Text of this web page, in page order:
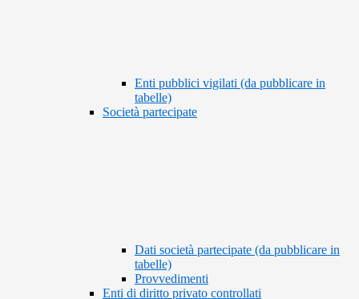
Enti pubblici vigilati (da pubblicare in
tabelle)
Società partecipate
Dati società partecipate (da pubblicare in
tabelle)
Provvedimenti
Enti di diritto privato controllati